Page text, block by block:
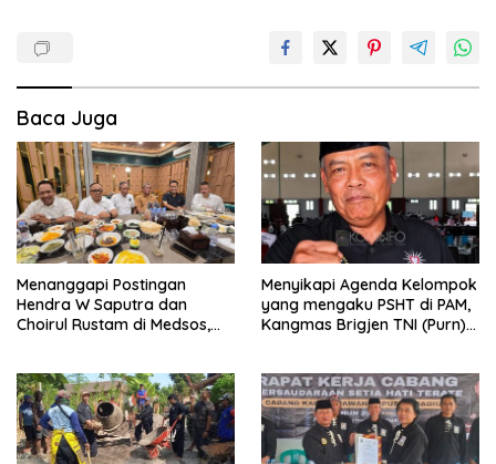
Baca Juga
Menanggapi Postingan
Hendra W Saputra dan
Choirul Rustam di Medsos,
Menyikapi Agenda Kelompok
yang mengaku PSHT di PAM,
Kangmas Brigjen TNI (Purn)